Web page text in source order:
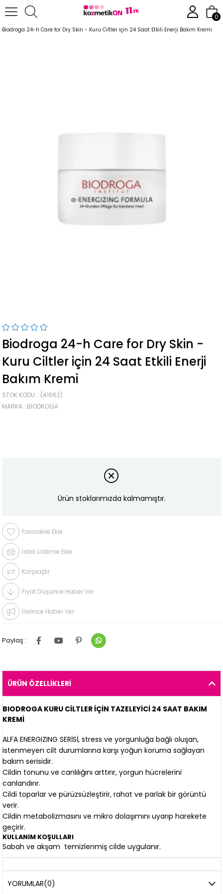
0
Anasayfa Cilt Bakım Ürünleri Anti-Aging Serisi
Biodroga 24-h Care for Dry Skin - Kuru Ciltler için 24 Saat Etkili Enerji Bakım Kremi
Biodroga 24-h Care for Dry Skin -
Kuru Ciltler için 24 Saat Etkili Enerji
Bakım Kremi
STOK KODU
(41662)
MARKA : BIODROGA
Ürün stoklarımızda kalmamıştır.
Favorilere Ekle
İstek Listeme Ekle
Karşılaştır
Fiyat Düşünce Haber Ver
Gelince Haber Ver
Paylaş :
ÜRÜN ÖZELLIKLERI
BIODROGA KURU CİLTLER İÇİN TAZELEYİCİ 24 SAAT BAKIM
KREMİ
ALFA ENERGIZING SERİSİ, stress ve yorgunluğa bağlı oluşan,
istenmeyen cilt durumlarına karşı yoğun koruma sağlayan
bakım serisidir.
Cildin tonunu ve canlılığını arttırır, yorgun hücrelerini
canlandırır.
Cildi toparlar ve pürüzsüzleştirir, rahat ve parlak bir görüntü
verir.
Cildin metabolizmasını ve mikro dolaşımını uyarıp harekete
geçirir.
KULLANIM KOŞULLARI
Sabah ve akşam temizlenmiş cilde uygulanır.
YORUMLAR(0)